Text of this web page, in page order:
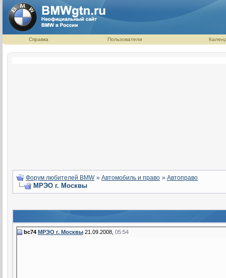
Справка Пользователи
Форум любителей BMW » Автомобиль и право » Автоправо
МРЭО г. Москвы
bc74 МРЭО г. Москвы 21.09.2008, 05:54